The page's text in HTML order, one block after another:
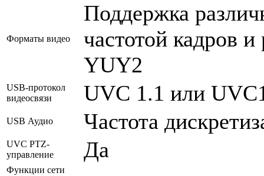
Форматы видео
Поддержка
частотой кадров
YUY2
USB-протокол
видеосвязи
UVC 1.1 или
USB Аудио Частота
UVC PTZ-
управление
Да
Функции сети